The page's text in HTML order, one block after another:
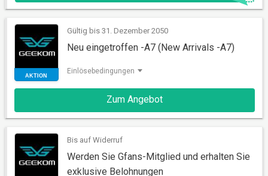
GUTSCHEIN
Gültig bis 31. Dezember 2050
Neu eingetroffen -A7 (New Arrivals -A7)
Einlösebedingungen
Zum Angebot
Bis auf Widerruf
Werden Sie Gfans-Mitglied und erhalten Sie
exklusive Belohnungen